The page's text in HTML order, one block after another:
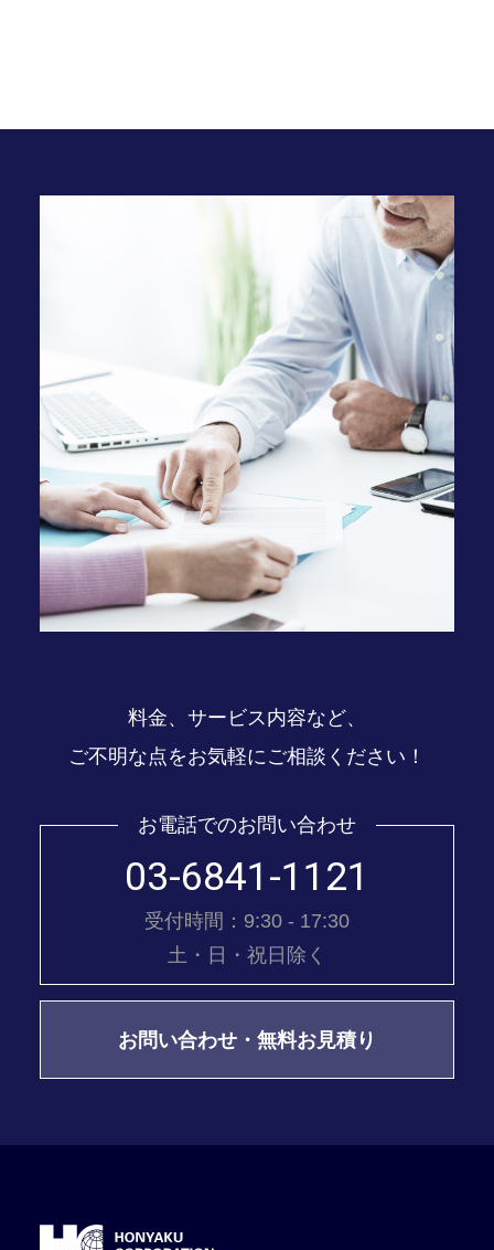
料金、サービス内容など、
ご不明な点をお気軽にご相談ください！
お電話でのお問い合わせ
03-6841-1121
受付時間：9:30 - 17:30
土・日・祝日除く
お問い合わせ・無料お見積り